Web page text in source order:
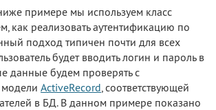
примере мы используем класс
как реализовать аутентификацию по
подход типичен почти для всех
будет вводить логин и пароль в
данные будем проверять с
ActiveRecord, соответствующей
в БД. В данном примере показано